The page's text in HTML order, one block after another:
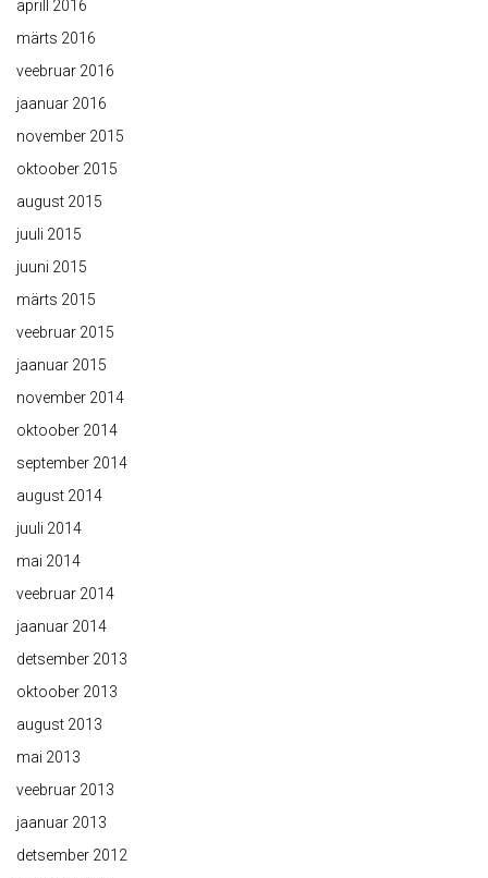
aprill 2016
märts 2016
veebruar 2016
jaanuar 2016
november 2015
oktoober 2015
august 2015
juuli 2015
juuni 2015
märts 2015
veebruar 2015
jaanuar 2015
november 2014
oktoober 2014
september 2014
august 2014
juuli 2014
mai 2014
veebruar 2014
jaanuar 2014
detsember 2013
oktoober 2013
august 2013
mai 2013
veebruar 2013
jaanuar 2013
detsember 2012